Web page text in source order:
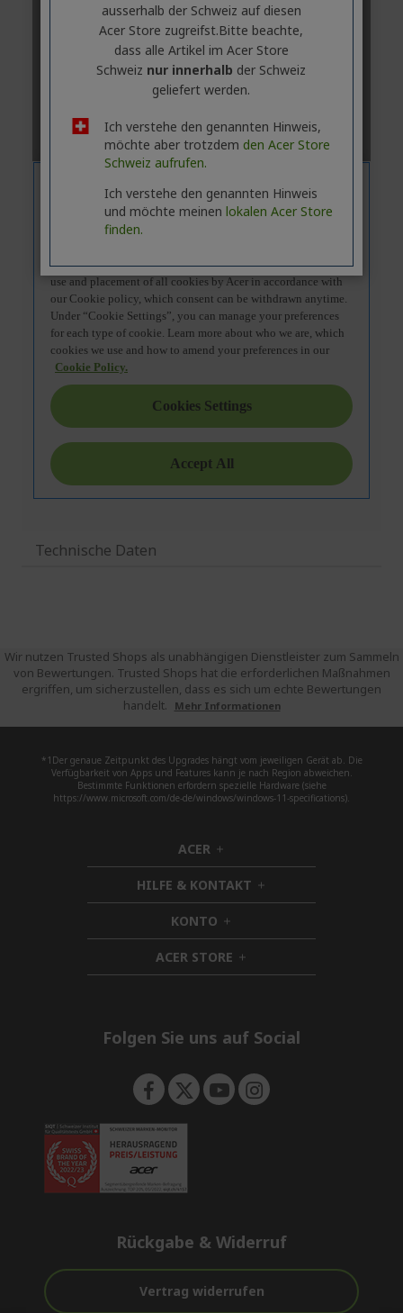
Technische Daten
Wir nutzen Trusted Shops als unabhängigen Dienstleister zum Sammeln
von Bewertungen. Trusted Shops hat die erforderlichen Maßnahmen
ergriffen, um sicherzustellen, dass es sich um echte Bewertungen
handelt.
Mehr Informationen
*1Der genaue Zeitpunkt des Upgrades hängt vom jeweiligen Gerät ab. Die
Verfügbarkeit von Apps und Features kann je nach Region abweichen.
Bestimmte Funktionen erfordern spezielle Hardware (siehe
https://www.microsoft.com/de-de/windows/windows-11-specifications).
ACER h
i
d
d
e
n
HILFE & KONTAKT h
i
d
n
KONTO h
i
d
d
ACER STORE h
i
e
Folgen Sie uns auf Social
Rückgabe & Widerruf
Vertrag widerrufen
ausserhalb ​der Schweiz auf diesen
Acer Store zugreifst.​Bitte beachte,
dass alle Artikel im Acer Store
Schweiz nur innerhalb der Schweiz
geliefert werden.
Ich verstehe den genannten Hinweis,
möchte aber trotzdem den Acer Store
Schweiz aufrufen.
Ich verstehe den genannten Hinweis
und möchte meinen lokalen Acer Store
finden.